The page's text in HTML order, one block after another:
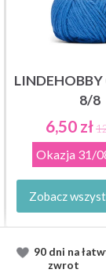
8/8
6,50 zł
Okazja 31/
Zobacz
90 dni na
zwrot